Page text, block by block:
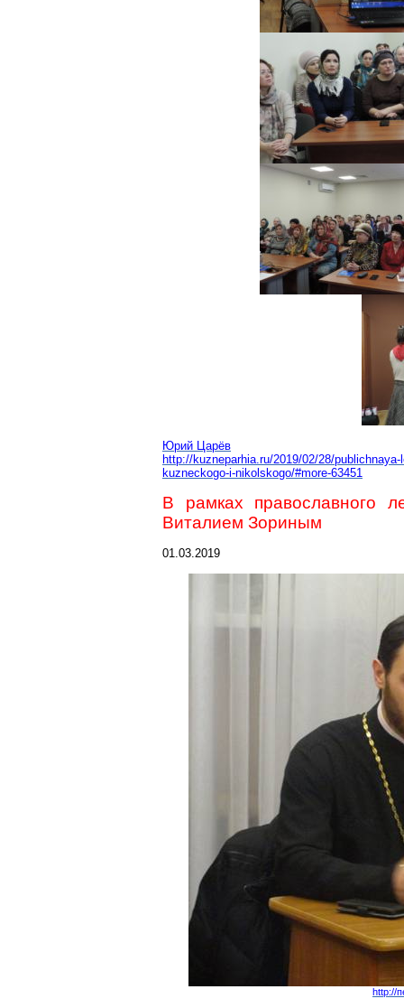
Юрий Царёв
http://kuzneparhia.ru/2019/02/28/
kuzneckogo-i-nikolskogo/#more-63451
В рамках православного
Виталием Зориным
01.03.2019
http://